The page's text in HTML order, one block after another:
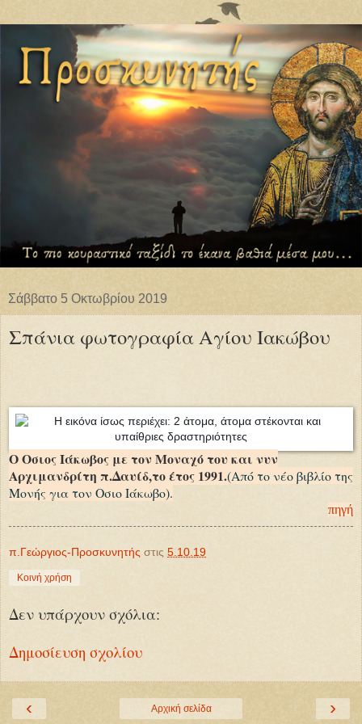
Σάββατο 5 Οκτωβρίου 2019
Σπάνια φωτογραφία Αγίου Ιακώβου
Ο Οσιος Ιάκωβος με τον Μοναχό του και νυν
Αρχιμανδρίτη π.Δαυίδ,το έτος 1991.(Από το νέο βιβλίο της
Μονής για τον Οσιο Ιάκωβο).
πηγή
π.Γεώργιος-Προσκυνητής στις 5.10.19
Κοινή χρήση
Δεν υπάρχουν σχόλια:
Δημοσίευση σχολίου
‹ ›
Αρχική σελίδα